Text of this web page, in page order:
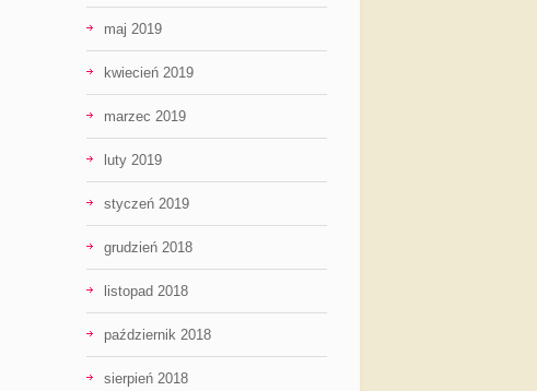
maj 2019
kwiecień 2019
marzec 2019
luty 2019
styczeń 2019
grudzień 2018
listopad 2018
październik 2018
sierpień 2018